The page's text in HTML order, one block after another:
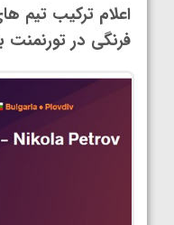
اعلام ترکیب تیم
فرنگی در تورنمنت